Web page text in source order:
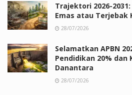
Trajektori 2026-
Emas atau Terjebak
28/07/2026
Selamatkan APBN
Pendidikan 20% dan
Danantara
28/07/2026